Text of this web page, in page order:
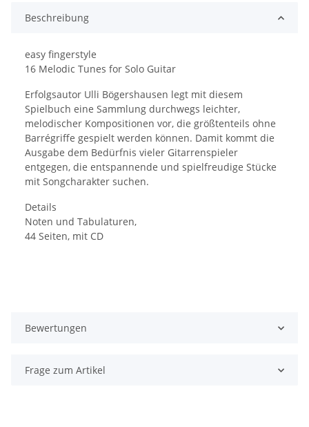
Beschreibung
easy fingerstyle
16 Melodic Tunes for Solo Guitar
Erfolgsautor Ulli Bögershausen legt mit diesem
Spielbuch eine Sammlung durchwegs leichter,
melodischer Kompositionen vor, die größtenteils ohne
Barrégriffe gespielt werden können. Damit kommt die
Ausgabe dem Bedürfnis vieler Gitarrenspieler
entgegen, die entspannende und spielfreudige Stücke
mit Songcharakter suchen.
Details
Noten und Tabulaturen,
44 Seiten, mit CD
Bewertungen
Frage zum Artikel